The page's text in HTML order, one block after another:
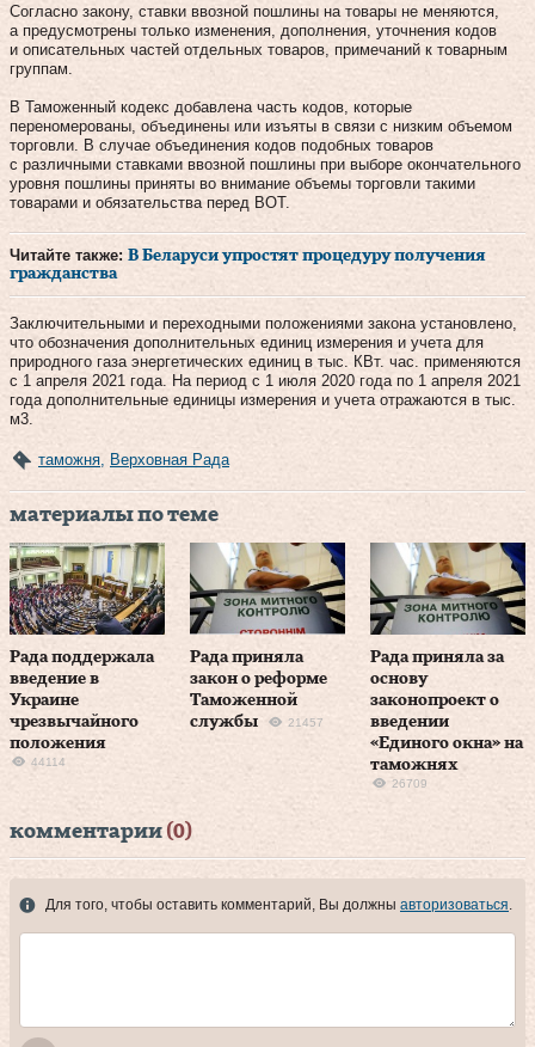
Согласно закону, ставки ввозной пошлины на товары не меняются,
а предусмотрены только изменения, дополнения, уточнения кодов
и описательных частей отдельных товаров, примечаний к товарным
группам.
В Таможенный кодекс добавлена часть кодов, которые
переномерованы, объединены или изъяты в связи с низким объемом
торговли. В случае объединения кодов подобных товаров
с различными ставками ввозной пошлины при выборе окончательного
уровня пошлины приняты во внимание объемы торговли такими
товарами и обязательства перед ВОТ.
Читайте также: В Беларуси упростят процедуру получения
гражданства
Заключительными и переходными положениями закона установлено,
что обозначения дополнительных единиц измерения и учета для
природного газа энергетических единиц в тыс. КВт. час. применяются
с 1 апреля 2021 года. На период с 1 июля 2020 года по 1 апреля 2021
года дополнительные единицы измерения и учета отражаются в тыс.
м3.
таможня Верховная Рада
материалы по теме
Рада поддержала
введение в
Украине
чрезвычайного
положения
44114
Рада приняла
закон о реформе
Таможенной
службы
21457
Рада приняла за
основу
законопроект о
введении
«Единого окна» на
таможнях
26709
комментарии (0)
Для того, чтобы оставить комментарий, Вы должны авторизоваться.